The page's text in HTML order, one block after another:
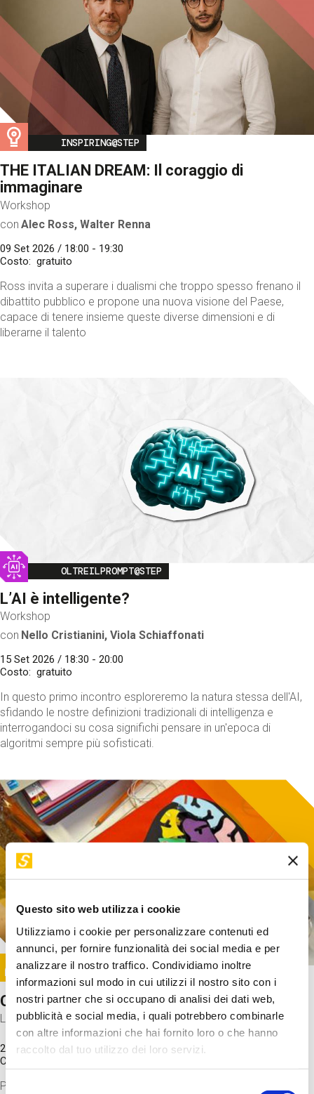
Questo sito web utilizza i cookie
Utilizziamo i cookie per personalizzare contenuti ed
annunci, per fornire funzionalità dei social media e per
analizzare il nostro traffico. Condividiamo inoltre
informazioni sul modo in cui utilizzi il nostro sito con i
nostri partner che si occupano di analisi dei dati web,
pubblicità e social media, i quali potrebbero combinarle
con altre informazioni che hai fornito loro o che hanno
raccolto dal tuo utilizzo dei loro servizi.
Selezione
Image
INSPIRING@STEP
THE ITALIAN DREAM: Il coraggio di
immaginare
Workshop
con Alec Ross, Walter Renna
09 Set 2026 / 18:00 - 19:30
Costo
gratuito
Ross invita a superare i dualismi che troppo spesso frenano il
dibattito pubblico e propone una nuova visione del Paese,
capace di tenere insieme queste diverse dimensioni e di
liberarne il talento
Image
OLTREILPROMPT@STEP
L’AI è intelligente?
Workshop
con Nello Cristianini, Viola Schiaffonati
15 Set 2026 / 18:30 - 20:00
Costo
gratuito
In questo primo incontro esploreremo la natura stessa dell'AI,
sfidando le nostre definizioni tradizionali di intelligenza e
interrogandoci su cosa significhi pensare in un'epoca di
algoritmi sempre più sofisticati.
Image
SUNDAY@STEP
Come funziona il cervello?
Laboratorio
20 Set 2026 / 11:15 - 13:00
Costo
Proveremo a costruire un cervello in cartoncino cercando di